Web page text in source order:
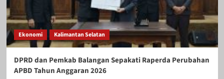
Ekonomi Kalimantan Selatan
DPRD dan Pemkab Balangan Sepakati Raperda Perubahan
APBD Tahun Anggaran 2026